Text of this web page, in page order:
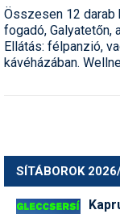
Összesen 12 darab
fogadó, Galyatetőn,
Ellátás: félpanzió,
kávéházában.
SÍTÁBOROK